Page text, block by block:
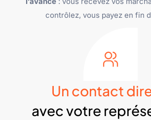
contrôlez, vous payez en fin
Un contact
avec votre